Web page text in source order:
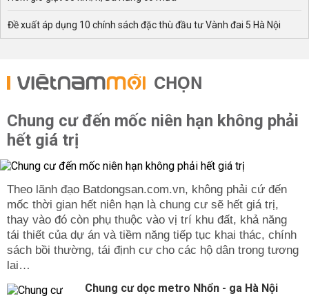
Đề xuất áp dụng 10 chính sách đặc thù đầu tư Vành đai 5 Hà Nội
CHỌN
Chung cư đến mốc niên hạn không phải
hết giá trị
Theo lãnh đạo Batdongsan.com.vn, không phải cứ đến
mốc thời gian hết niên hạn là chung cư sẽ hết giá trị,
thay vào đó còn phụ thuộc vào vị trí khu đất, khả năng
tái thiết của dự án và tiềm năng tiếp tục khai thác, chính
sách bồi thường, tái định cư cho các hộ dân trong tương
lai…
Chung cư dọc metro Nhổn - ga Hà Nội